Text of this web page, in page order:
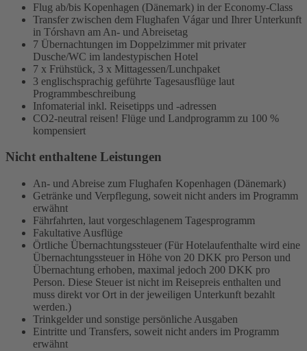
Flug ab/bis Kopenhagen (Dänemark) in der Economy-Class
Transfer zwischen dem Flughafen Vágar und Ihrer Unterkunft
in Tórshavn am An- und Abreisetag
7 Übernachtungen im Doppelzimmer mit privater
Dusche/WC im landestypischen Hotel
7 x Frühstück, 3 x Mittagessen/Lunchpaket
3 englischsprachig geführte Tagesausflüge laut
Programmbeschreibung
Infomaterial inkl. Reisetipps und -adressen
CO2-neutral reisen! Flüge und Landprogramm zu 100 %
kompensiert
Nicht enthaltene Leistungen
An- und Abreise zum Flughafen Kopenhagen (Dänemark)
Getränke und Verpflegung, soweit nicht anders im Programm
erwähnt
Fährfahrten, laut vorgeschlagenem Tagesprogramm
Fakultative Ausflüge
Örtliche Übernachtungssteuer (Für Hotelaufenthalte wird eine
Übernachtungssteuer in Höhe von 20 DKK pro Person und
Übernachtung erhoben, maximal jedoch 200 DKK pro
Person. Diese Steuer ist nicht im Reisepreis enthalten und
muss direkt vor Ort in der jeweiligen Unterkunft bezahlt
werden.)
Trinkgelder und sonstige persönliche Ausgaben
Eintritte und Transfers, soweit nicht anders im Programm
erwähnt